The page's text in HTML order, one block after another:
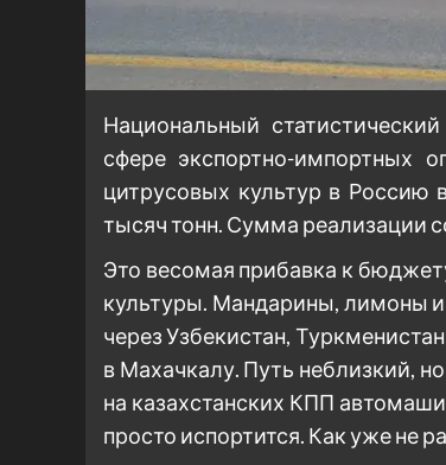
Национальный
сфере экспортно-импортных
цитрусовых культур в Россию
тысяч тонн. Сумма реализации
Это весомая прибавка к
культуры. Мандарины, лимоны
через Узбекистан,
в Махачкалу. Путь неблизкий,
на казахстанских КПП
просто испортится. Как уже не